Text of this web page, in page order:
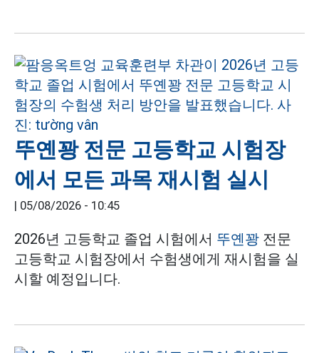
뚜옌꽝 전문 고등학교 시험장
에서 모든 과목 재시험 실시
| 05/08/2026 - 10:45
2026년 고등학교 졸업 시험에서 뚜옌꽝 전문
고등학교 시험장에서 수험생에게 재시험을 실
시할 예정입니다.